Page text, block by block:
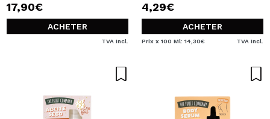
17,90€
ACHETER
TVA Incl.
4,29€
ACHETER
Prix x 100 Ml: 14,30€ TVA Incl.